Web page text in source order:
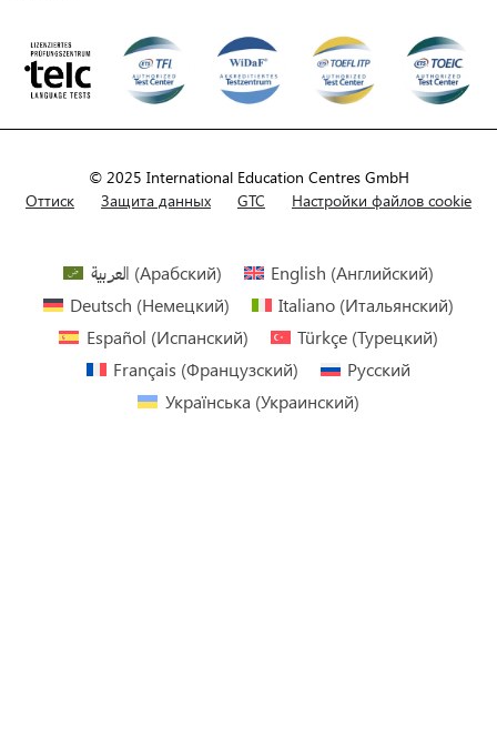
© 2025 International Education Centres GmbH
Оттиск
Защита данных GTC Настройки файлов cookie
العربية (Арабский) English (Английский)
Deutsch (Немецкий) Italiano (Итальянский)
Español (Испанский) Türkçe(Турецкий)
Français (Французский)
Русский
Українська (Украинский)